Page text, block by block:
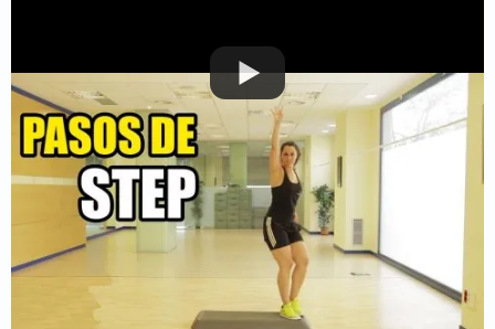
Puedes consultar más videos en nuestrocanal de YouTube
Algunos de los pasos más habituales que se realizan
durante una clase de step cardio son los siguientes: